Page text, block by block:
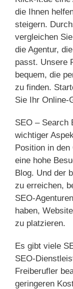
die Ihnen
steigern.
vergleichen
die Agentur,
passt. Unsere
bequem, die
zu finden.
Sie Ihr Online-
SEO – Search
wichtiger
Position in
eine hohe
Blog. Und der
zu erreichen,
SEO-
haben,
zu platzieren.
Es gibt viele
SEO-
Freiberufler
geringeren